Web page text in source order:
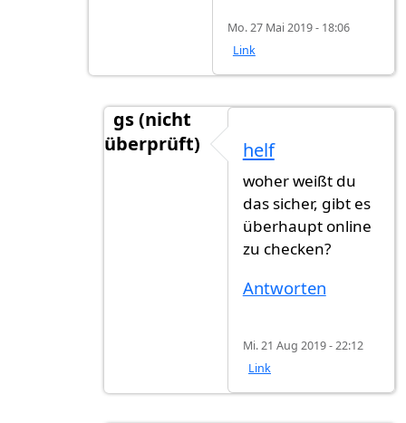
Mo. 27 Mai 2019 - 18:06
Link
gs (nicht
überprüft)
Oktober bis November
helf
woher weißt du
das sicher, gibt es
überhaupt online
zu checken?
Antworten
Mi. 21 Aug 2019 - 22:12
Link